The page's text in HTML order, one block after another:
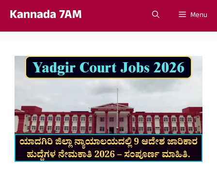
content
Kannada 7AM Menu